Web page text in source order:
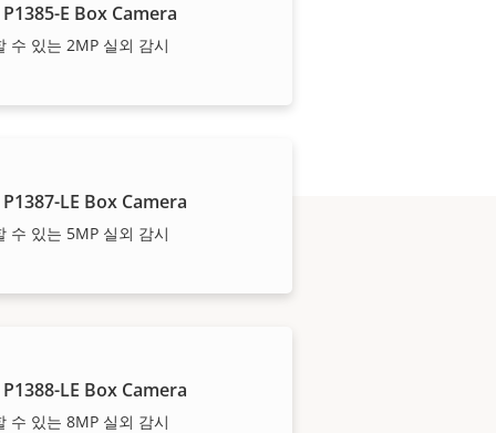
P1385-E Box Camera
수 있는 2MP 실외 감시
P1387-LE Box Camera
수 있는 5MP 실외 감시
P1388-LE Box Camera
수 있는 8MP 실외 감시
설치해 드립니다.